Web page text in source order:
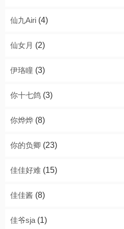
仙九Airi (4)
仙女月 (2)
伊珞瞳 (3)
你十七鸽 (3)
你烨烨 (8)
你的负卿 (23)
佳佳好难 (15)
佳佳酱 (8)
佳爷sja (1)